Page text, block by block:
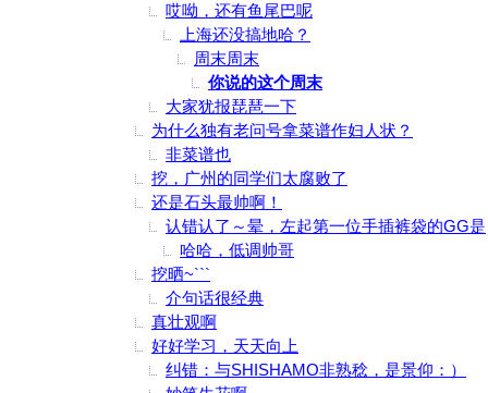
哎呦，还有鱼尾巴呢
上海还没搞地哈？
周末周末
你说的这个周末
大家犹报琵琶一下
为什么独有老问号拿菜谱作妇人状？
非菜谱也
挖，广州的同学们太腐败了
还是石头最帅啊！
认错认了～晕，左起第一位手插裤袋的GG是
哈哈，低调帅哥
挖晒~```
介句话很经典
真壮观啊
好好学习，天天向上
纠错：与SHISHAMO非熟稔，是景仰：）